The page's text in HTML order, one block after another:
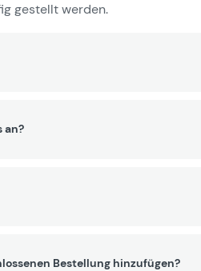
gestellt werden.
an?
Bestellung hinzufügen?